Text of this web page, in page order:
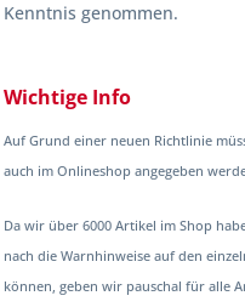
Kenntnis genommen.
Wichtige Info
Auf Grund einer neuen Richtlinie
auch im Onlineshop angegeben
Da wir über 6000 Artikel im Shop
nach die Warnhinweise auf den
können, geben wir pauschal für alle